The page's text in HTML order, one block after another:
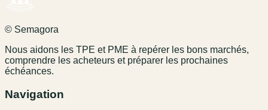
© Semagora
Nous aidons les TPE et PME à repérer les bons marchés,
comprendre les acheteurs et préparer les prochaines
échéances.
Navigation